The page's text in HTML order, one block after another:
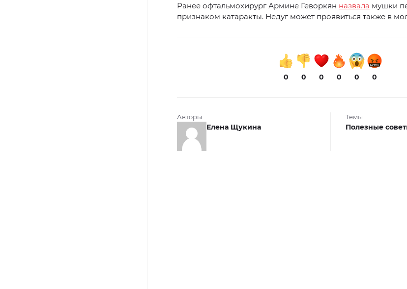
Ранее офтальмохирург Армине Геворкян назвала мушки
признаком катаракты. Недуг может проявиться также в
0 0 0 0 0 0
Авторы
Елена Щукина
Темы
Полезные